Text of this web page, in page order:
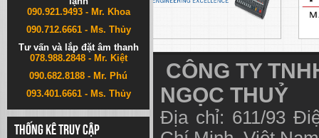
090.921.9493 - Mr. Khoa
090.712.6661 - Ms. Thủy
Tư vấn và lắp đặt âm thanh
078.988.2848 - Mr. Kiệt
090.682.8188 - Mr. Phú
093.401.6661 - Ms. Thủy
Thống kê truy cập
CÔNG TY
NGỌC THUỶ
Địa chỉ: 611/93